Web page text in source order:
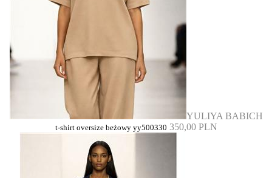
YULIYA BABICH
t-shirt oversize beżowy yy500330 350,00 PLN